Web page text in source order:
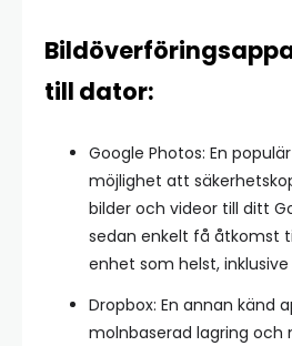
till dator:
Google Photos: En
möjlighet att
bilder och videor till ditt
sedan enkelt få åtkomst
enhet som helst,
Dropbox: En annan känd
molnbaserad lagring och